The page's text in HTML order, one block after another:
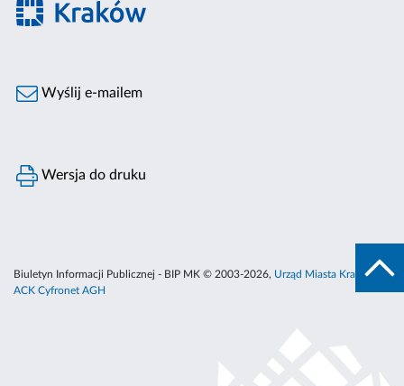
Wyślij e-mailem
Wersja do druku
Biuletyn Informacji Publicznej - BIP MK © 2003-2026, Urząd Miasta Krakowa
ACK Cyfronet AGH